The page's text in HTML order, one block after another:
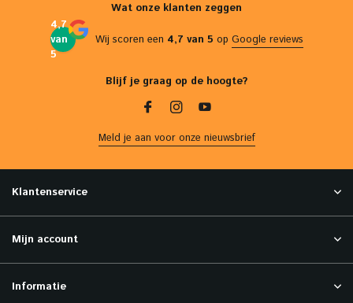
Wat onze klanten zeggen
4,7
van
5
Wij scoren een 4,7 van 5 op Google reviews
Blijf je graag op de hoogte?
Meld je aan voor onze nieuwsbrief
Klantenservice
Mijn account
Informatie